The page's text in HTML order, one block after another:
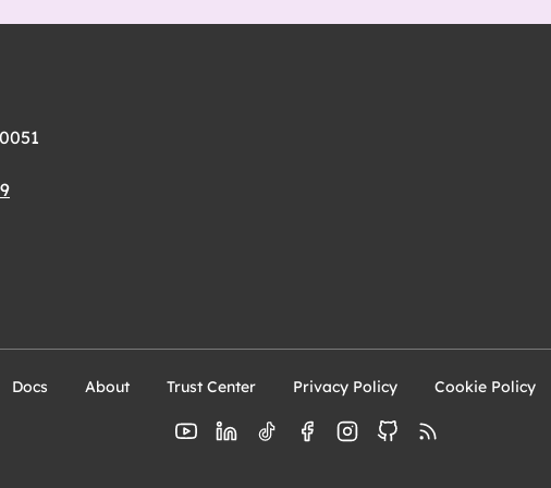
Docs About Trust Center Privacy Policy Cookie Policy